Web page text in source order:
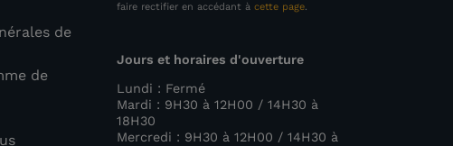
de
de
faire rectifier en accédant à cette page.
Jours et horaires d'ouverture
Lundi : Fermé
Mardi : 9H30 à 12H00 / 14H30 à
18H30
Mercredi : 9H30 à 12H00 / 14H30 à